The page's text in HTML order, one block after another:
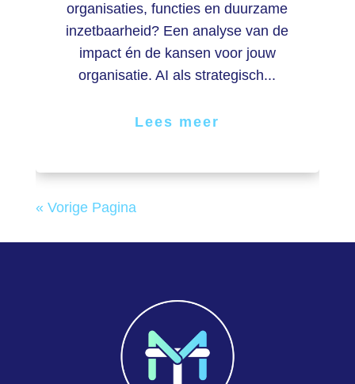
organisaties, functies en duurzame
inzetbaarheid? Een analyse van de
impact én de kansen voor jouw
organisatie. AI als strategisch...
Lees meer
« Vorige Pagina